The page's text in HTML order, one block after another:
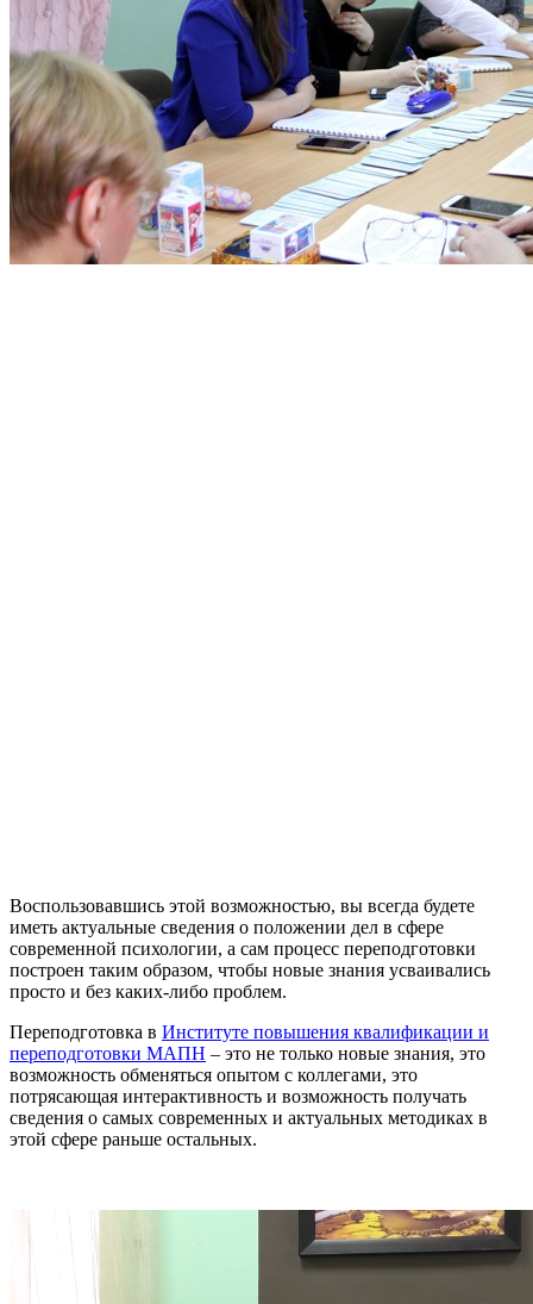
Воспользовавшись этой возможностью, вы всегда будете
иметь актуальные сведения о положении дел в сфере
современной психологии, а сам процесс переподготовки
построен таким образом, чтобы новые знания усваивались
просто и без каких-либо проблем.
Переподготовка в Институте повышения квалификации и
переподготовки МАПН – это не только новые знания, это
возможность обменяться опытом с коллегами, это
потрясающая интерактивность и возможность получать
сведения о самых современных и актуальных методиках в
этой сфере раньше остальных.